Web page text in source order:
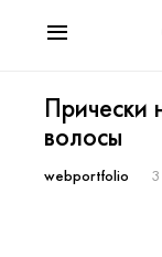
Мода
Звезды
Гороскопы
Прически
волосы
webportfolio